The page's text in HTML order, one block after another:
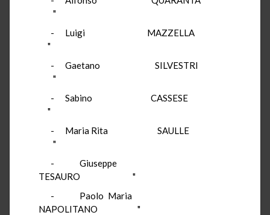
"
- Luigi MAZZELLA
"
- Gaetano SILVESTRI
"
- Sabino CASSESE
"
- Maria Rita SAULLE
"
- Giuseppe
TESAURO "
- Paolo Maria
NAPOLITANO "